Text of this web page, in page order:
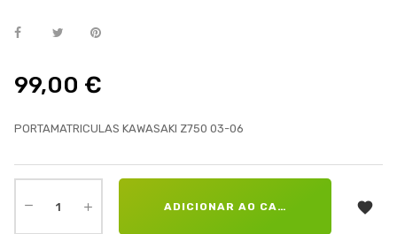
99,00 €
PORTAMATRICULAS KAWASAKI Z750 03-06
ADICIONAR AO CARRINHO 